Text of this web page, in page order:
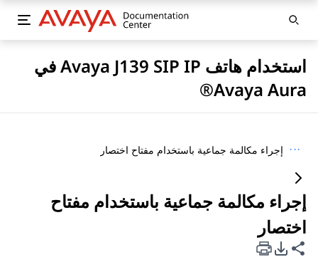
استخدام هاتف Avaya J139 SIP IP في
Avaya Aura®
··· إجراء مكالمة جماعية باستخدام مفتاح اختصار
إجراء مكالمة جماعية باستخدام مفتاح
اختصار
مشاركة هذه الصفحة
خيارات تصدير PDF